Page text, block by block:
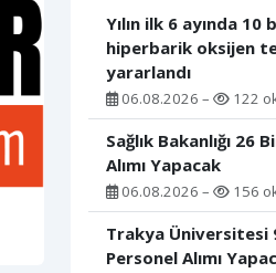
Yılın ilk 6 ayında 10
hiperbarik oksijen
yararlandı
06.08.2026 – 122
Sağlık Bakanlığı 26
Alımı Yapacak
06.08.2026 – 156
Trakya Üniversitesi
Personel Alımı